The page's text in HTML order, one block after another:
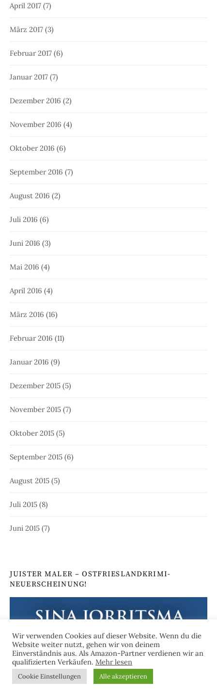
April 2017 (7)
März 2017 (3)
Februar 2017 (6)
Januar 2017 (7)
Dezember 2016 (2)
November 2016 (4)
Oktober 2016 (6)
September 2016 (7)
August 2016 (2)
Juli 2016 (6)
Juni 2016 (3)
Mai 2016 (4)
April 2016 (4)
März 2016 (16)
Februar 2016 (11)
Januar 2016 (9)
Dezember 2015 (5)
November 2015 (7)
Oktober 2015 (5)
September 2015 (6)
August 2015 (5)
Juli 2015 (8)
Juni 2015 (7)
JUISTER MALER – OSTFRIESLANDKRIMI-
NEUERSCHEINUNG!
Wir verwenden Cookies auf dieser Website. Wenn du die
Website weiter nutzt, gehen wir von deinem
Einverständnis aus. Als Amazon-Partner verdienen wir an
qualifizierten Verkäufen. Mehr lesen
Cookie Einstellungen Alle akzeptieren